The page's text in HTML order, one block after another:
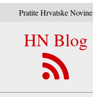
Pratite Hrvatske Novine
HN Blog